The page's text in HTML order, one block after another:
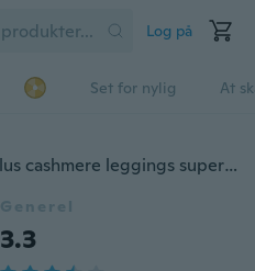
Log på
Set for nylig At
2018 vinterbukser kvinder plus cashmere leggings superelastisk afslappet slanke varme leggings velvet strikkede leggings
Generel
3.3